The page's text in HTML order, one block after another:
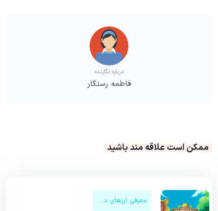
درباره نگارنده
فاطمه رستگار
ممکن است علاقه مند باشید
معرفی ارزهای دیجیتال